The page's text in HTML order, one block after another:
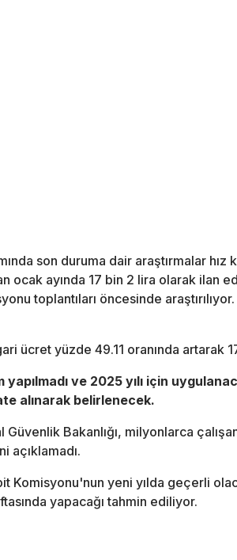
son duruma dair araştırmalar hız
ocak ayında 17 bin 2 lira olarak ilan
toplantıları öncesinde
ücret yüzde 49.11 oranında artarak
yapılmadı ve 2025 yılı için
alınarak belirlenecek.
Güvenlik Bakanlığı, milyonlarca
açıklamadı.
Komisyonu'nun yeni yılda geçerli
yapacağı tahmin ediliyor.